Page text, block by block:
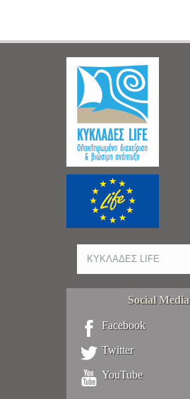
Social Media
Facebook
Twitter
YouTube